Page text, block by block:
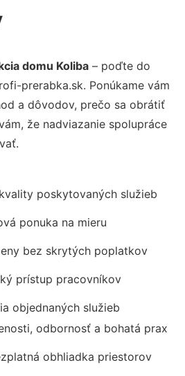
domu Koliba – poďte do
prerabka.sk. Ponúkame vám
a dôvodov, prečo sa obrátiť
že nadviazanie spolupráce
poskytovaných služieb
ponuka na mieru
bez skrytých poplatkov
prístup pracovníkov
objednaných služieb
odbornosť a bohatá prax
obhliadka priestorov